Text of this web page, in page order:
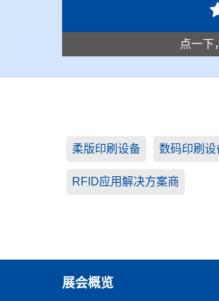
点一下
柔版印刷设备 数码印刷设
RFID应用解决方案商
展会概览